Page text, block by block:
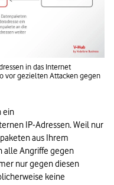
in das Internet
vor gezielten Attacken gegen
ein
IP-Adressen. Weil nur
aus Ihrem
alle Angriffe gegen
nur gegen diesen
keine